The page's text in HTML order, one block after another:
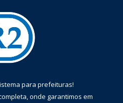
para prefeituras!
onde garantimos em